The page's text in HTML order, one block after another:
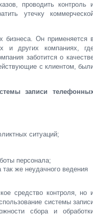
проводить контроль
утечку
бизнеса. Он применяется
и других компаниях,
заботится о
с клиентом,
записи
ситуаций;
персонала;
же неудачного ведения
средство контроля, но
системы
сбора и